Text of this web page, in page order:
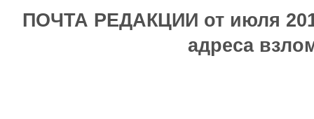
ПОЧТА РЕДАКЦИИ от июля
адреса